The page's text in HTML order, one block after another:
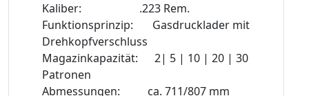
Kaliber: .223 Rem.
Funktionsprinzip: Gasdrucklader mit
Drehkopfverschluss
Magazinkapazität: 2| 5 | 10 | 20 | 30
Patronen
Abmessungen: ca. 711/807 mm